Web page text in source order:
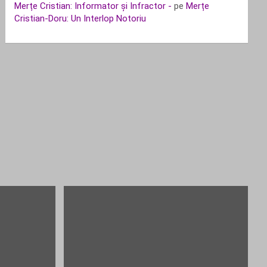
Merțe Cristian: Informator și Infractor - peMerțe
Cristian-Doru: Un Interlop Notoriu